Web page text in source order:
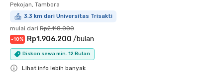
Pekojan, Tambora
3.3 km dari Universitas Trisakti
mulai dari Rp2.118.000
-10% Rp1.906.200 /bulan
Diskon sewa min. 12 Bulan
Lihat info lebih banyak